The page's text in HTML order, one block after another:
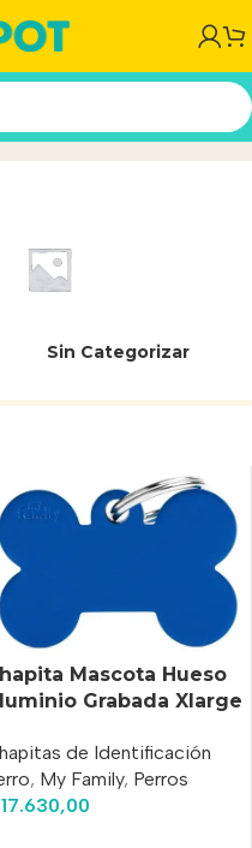
Sin Categorizar
Mascota Hueso
Grabada Xlarge
de Identificación
, My Family, Perros
17.630,00